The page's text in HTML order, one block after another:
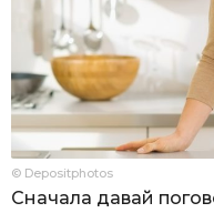
© Depositphotos
Сначала давай